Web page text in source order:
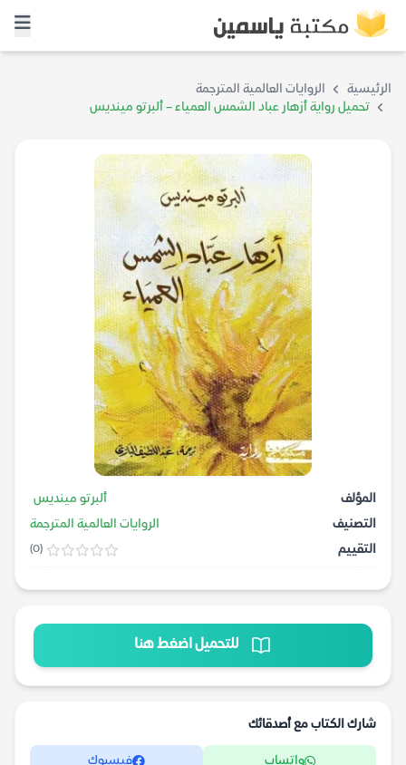
الرئيسية
الروايات العالمية المترجمة
تحميل رواية أزهار عباد الشمس العمياء – ألبرتو مينديس
المؤلف
ألبرتو مينديس
التصنيف
الروايات العالمية المترجمة
التقييم
(0)
للتحميل اضغط هنا
شارك الكتاب مع أصدقائك
واتساب فيسبوك